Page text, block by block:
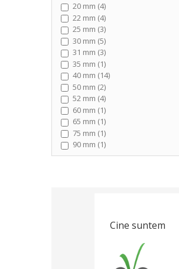
20 mm (4)
22 mm (4)
25 mm (3)
30 mm (5)
31 mm (3)
35 mm (1)
40 mm (14)
50 mm (2)
52 mm (4)
60 mm (1)
65 mm (1)
75 mm (1)
90 mm (1)
Cine suntem